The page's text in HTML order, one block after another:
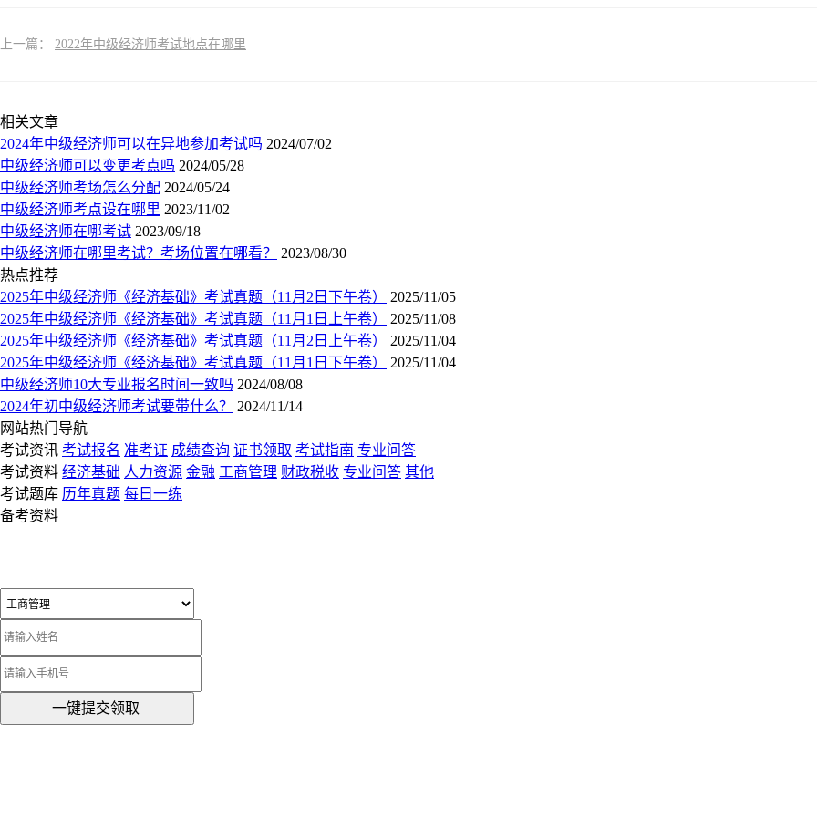
上一篇： 2022年中级经济师考试地点在哪里
相关文章
2024年中级经济师可以在异地参加考试吗 2024/07/02
中级经济师可以变更考点吗 2024/05/28
中级经济师考场怎么分配 2024/05/24
中级经济师考点设在哪里 2023/11/02
中级经济师在哪考试 2023/09/18
中级经济师在哪里考试？考场位置在哪看？
2023/08/30
热点推荐
2025年中级经济师《经济基础》考试真题（11月2日下午卷）
2025/11/05
2025年中级经济师《经济基础》考试真题（11月1日上午卷）
2025/11/08
2025年中级经济师《经济基础》考试真题（11月2日上午卷）
2025/11/04
2025年中级经济师《经济基础》考试真题（11月1日下午卷）
2025/11/04
中级经济师10大专业报名时间一致吗 2024/08/08
2024年初中级经济师考试要带什么？
2024/11/14
网站热门导航
考试资讯 考试报名 准考证 成绩查询 证书领取 考试指南 专业问答
考试资料 经济基础 人力资源 金融 工商管理 财政税收 专业问答 其他
考试题库 历年真题 每日一练
备考资料
一键提交领取